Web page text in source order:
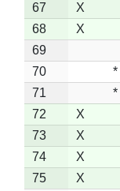
67
X
68
X
69
70
*
71
*
72
X
73
X
74
X
75
X